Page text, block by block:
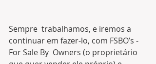
Sempre  trabalhamos, e iremos a
continuar em fazer-lo, com FSBO’s -
For Sale By  Owners (o proprietário